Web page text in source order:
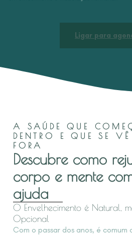
Ligar para
A SAÚDE QUE
DENTRO E QUE SE VÊ
FORA
Descubre como
corpo e mente
ajuda
O Envelhecimento é Natural,
Opcional
Com o passar dos anos, é